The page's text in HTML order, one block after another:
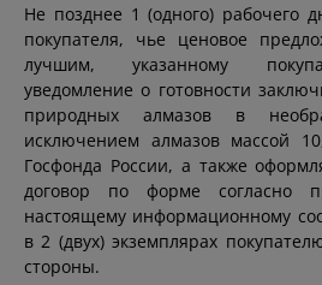
Не позднее 1 (одного) рабочего
покупателя, чье ценовое
лучшим, указанному
уведомление о готовности
природных алмазов в
исключением алмазов массой
Госфонда России, а также
договор по форме
настоящему информационному
в 2 (двух) экземплярах
стороны.